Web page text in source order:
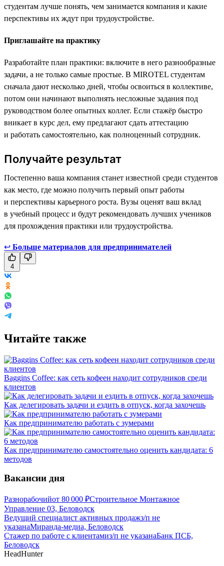
студентам лучше понять, чем занимается компания и какие
перспективы их ждут при трудоустройстве.
Приглашайте на практику
Разработайте план практики: включите в него разнообразные
задачи, а не только самые простые. В MIROTEL студентам
сначала дают несколько дней, чтобы освоиться в коллективе,
потом они начинают выполнять несложные задания под
руководством более опытных коллег. Если стажёр быстро
вникает в курс дел, ему предлагают сдать аттестацию
и работать самостоятельно, как полноценный сотрудник.
Получайте результат
Постепенно ваша компания станет известной среди студентов
как место, где можно получить первый опыт работы
и перспективы карьерного роста. Вузы оценят ваш вклад
в учебный процесс и будут рекомендовать лучших учеников
для прохождения практики или трудоустройства.
↩ Больше материалов для предпринимателей
4
Читайте также
Baggins Coffee: как сеть кофеен находит сотрудников среди
клиентов
Как делегировать задачи и ездить в отпуск, когда захочешь
Как предпринимателю работать с зумерами
Как предпринимателю самостоятельно оценить кандидата: 6
методов
Вакансии дня
Разнорабочийот 80 000 ₽Строительное Монтажное
Управление 03, Беловодск
Ведущий специалист активных продажз/п не
указанаМиранда-медиа, Беловодск
Стажер по работе с клиентамиз/п не указанаБанк ПСБ,
Беловодск
HeadHunter